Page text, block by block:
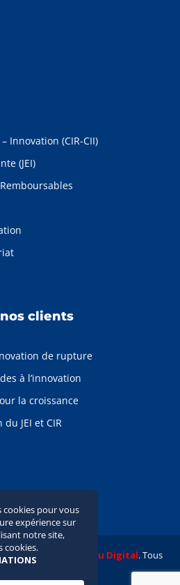
cookies pour vous
expérience sur
notre site,
cookies.
Innovation (CIR-CII)
(JEI)
clients
de rupture
à l’innovation
la croissance
JEI et CIR
avec Hiboou Digital. Tous